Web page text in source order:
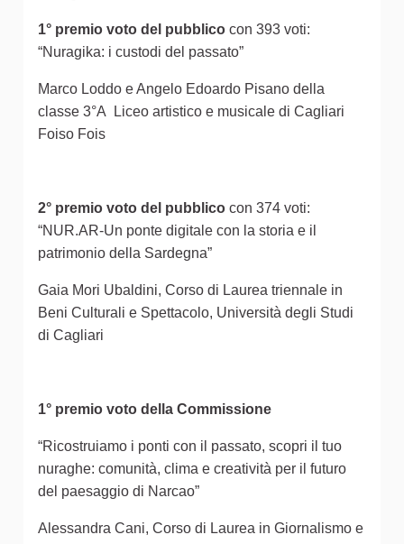
1° premio voto del pubblico con 393 voti:
“Nuragika: i custodi del passato”
Marco Loddo e Angelo Edoardo Pisano della
classe 3°A Liceo artistico e musicale di Cagliari
Foiso Fois
2° premio voto del pubblico con 374 voti:
“NUR.AR-Un ponte digitale con la storia e il
patrimonio della Sardegna”
Gaia Mori Ubaldini, Corso di Laurea triennale in
Beni Culturali e Spettacolo, Università degli Studi
di Cagliari
1° premio voto della Commissione
“Ricostruiamo i ponti con il passato, scopri il tuo
nuraghe: comunità, clima e creatività per il futuro
del paesaggio di Narcao”
Alessandra Cani, Corso di Laurea in Giornalismo e